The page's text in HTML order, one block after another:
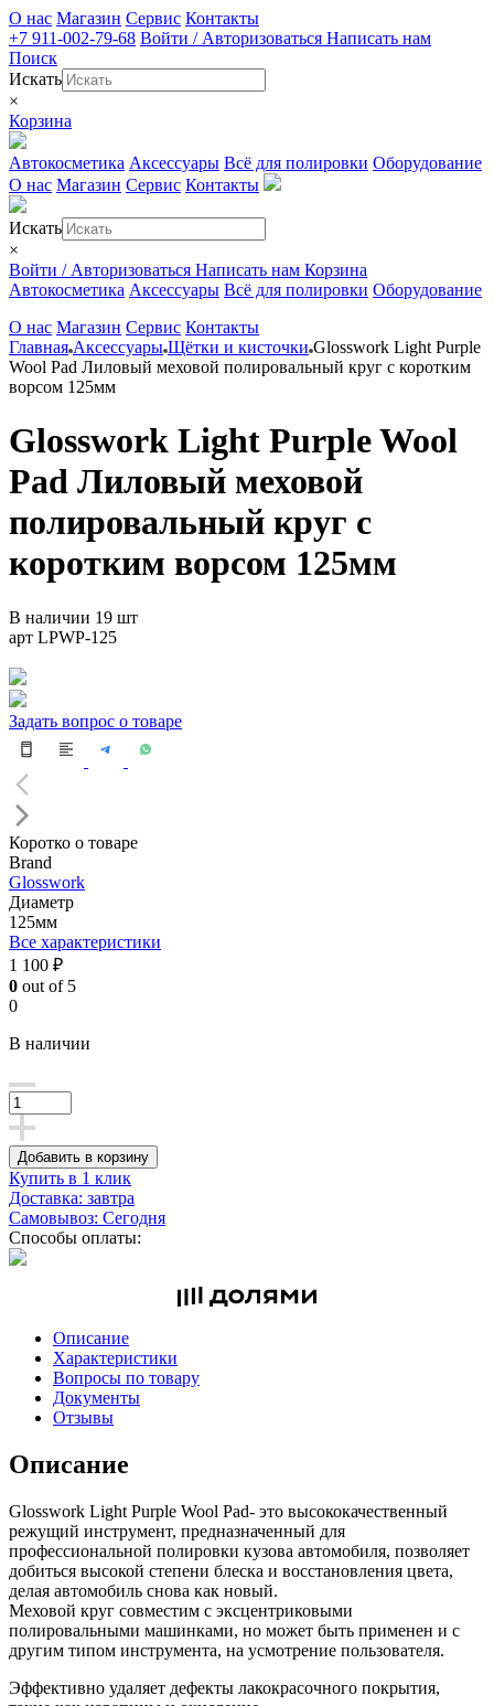
О нас Магазин Сервис Контакты
+7 911-002-79-68 Войти / Авторизоваться Написать нам
Поиск
Искать
×
Корзина
Автокосметика Аксессуары Всё для полировки Оборудование
О нас Магазин Сервис Контакты
Искать
×
Войти / Авторизоваться Написать нам Корзина
Автокосметика Аксессуары Всё для полировки Оборудование
О нас Магазин Сервис Контакты
Главная Аксессуары Щётки и кисточки Glosswork Light Purple
Wool Pad Лиловый меховой полировальный круг с коротким
ворсом 125мм
Glosswork Light Purple Wool
Pad Лиловый меховой
полировальный круг с
коротким ворсом 125мм
В наличии 19 шт
арт LPWP-125
Задать вопрос о товаре
Коротко о товаре
Brand
Glosswork
Диаметр
125мм
Все характеристики
1 100 ₽
0 out of 5
0
В наличии
Добавить в корзину
Купить в 1 клик
Доставка: завтра
Самовывоз: Сегодня
Способы оплаты:
Описание
Характеристики
Вопросы по товару
Документы
Отзывы
Описание
Glosswork Light Purple Wool Pad- это высококачественный
режущий инструмент, предназначенный для
профессиональной полировки кузова автомобиля, позволяет
добиться высокой степени блеска и восстановления цвета,
делая автомобиль снова как новый.
Меховой круг совместим с эксцентриковыми
полировальными машинками, но может быть применен и с
другим типом инструмента, на усмотрение пользователя.
Эффективно удаляет дефекты лакокрасочного покрытия,